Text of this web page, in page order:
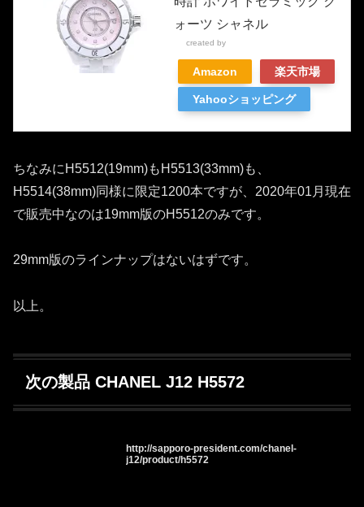
ォーツ シャネル
created by
Amazon 楽天市場
Yahooショッピング
ちなみにH5512(19mm)もH5513(33mm)も、
H5514(38mm)同様に限定1200本ですが、2020年01月現在
で販売中なのは19mm版のH5512のみです。
29mm版のラインナップはないはずです。
以上。
次の製品 CHANEL J12 H5572
http://sapporo-president.com/chanel-
j12/product/h5572